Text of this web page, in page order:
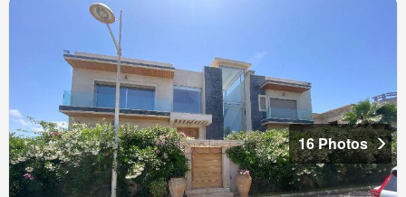
16 Photos